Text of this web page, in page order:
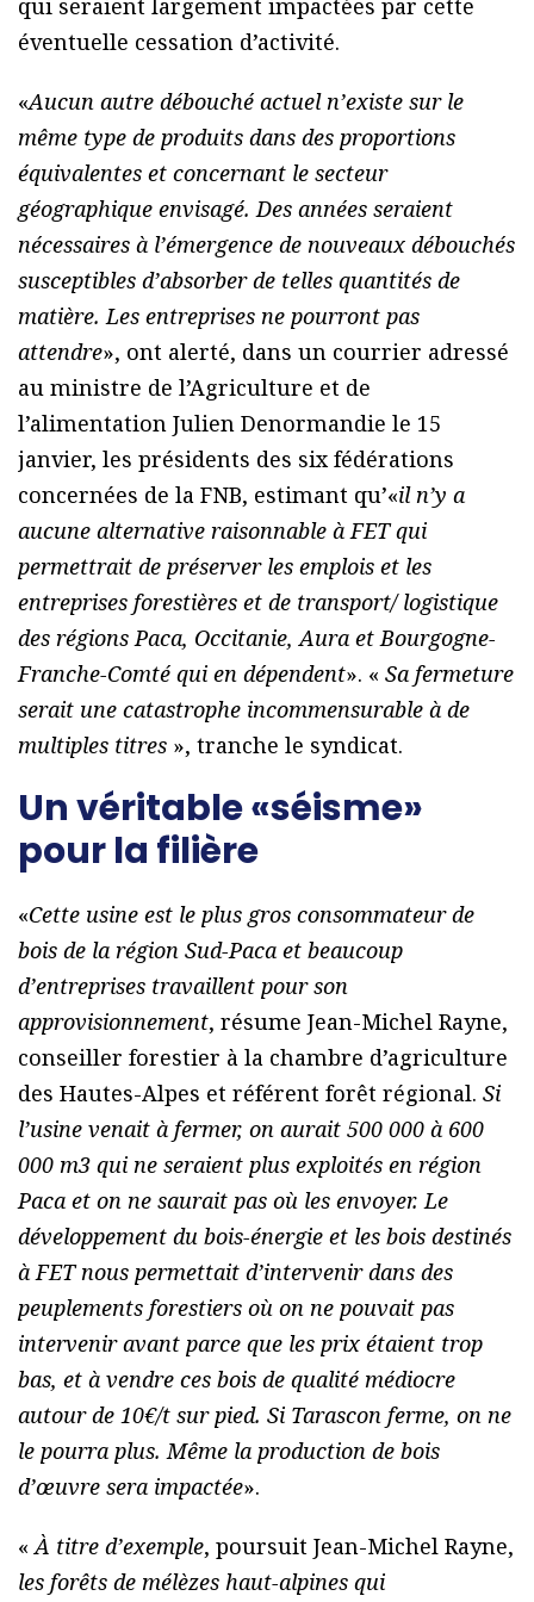
qui seraient largement impactées par cette
éventuelle cessation d’activité.
«Aucun autre débouché actuel n’existe sur le
même type de produits dans des proportions
équivalentes et concernant le secteur
géographique envisagé. Des années seraient
nécessaires à l’émergence de nouveaux débouchés
susceptibles d’absorber de telles quantités de
matière. Les entreprises ne pourront pas
attendre», ont alerté, dans un courrier adressé
au ministre de l’Agriculture et de
l’alimentation Julien Denormandie le 15
janvier, les présidents des six fédérations
concernées de la FNB, estimant qu’«il n’y a
aucune alternative raisonnable à FET qui
permettrait de préserver les emplois et les
entreprises forestières et de transport/ logistique
des régions Paca, Occitanie, Aura et Bourgogne-
Franche-Comté qui en dépendent». « Sa fermeture
serait une catastrophe incommensurable à de
multiples titres », tranche le syndicat.
Un véritable «séisme»
pour la filière
«Cette usine est le plus gros consommateur de
bois de la région Sud-Paca et beaucoup
d’entreprises travaillent pour son
approvisionnement, résume Jean-Michel Rayne,
conseiller forestier à la chambre d’agriculture
des Hautes-Alpes et référent forêt régional. Si
l’usine venait à fermer, on aurait 500 000 à 600
000 m3 qui ne seraient plus exploités en région
Paca et on ne saurait pas où les envoyer. Le
développement du bois-énergie et les bois destinés
à FET nous permettait d’intervenir dans des
peuplements forestiers où on ne pouvait pas
intervenir avant parce que les prix étaient trop
bas, et à vendre ces bois de qualité médiocre
autour de 10€/t sur pied. Si Tarascon ferme, on ne
le pourra plus. Même la production de bois
d’œuvre sera impactée».
«À titre d’exemple, poursuit Jean-Michel Rayne,
les forêts de mélèzes haut-alpines qui